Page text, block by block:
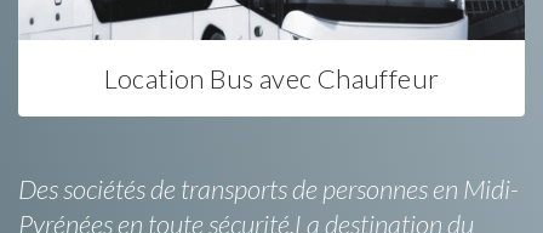
Location Bus avec Chauffeur
Des sociétés de transports de personnes en Midi-
Pyrénées en toute sécurité.La destination du